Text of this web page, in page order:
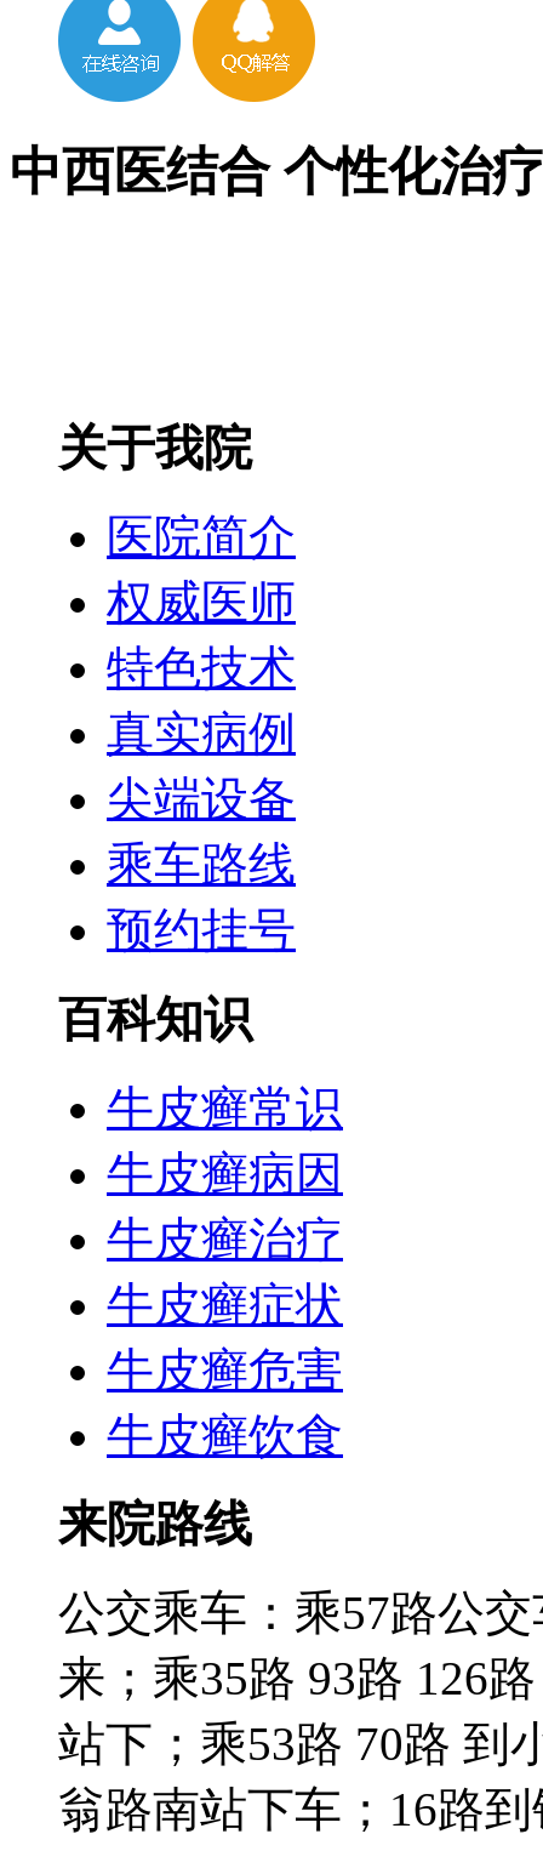
中西医结合 个性化治
关于我院
医院简介
权威医师
特色技术
真实病例
尖端设备
乘车路线
预约挂号
百科知识
牛皮癣常识
牛皮癣病因
牛皮癣治疗
牛皮癣症状
牛皮癣危害
牛皮癣饮食
来院路线
公交乘车：乘57路公
来；乘35路 93路 126
站下；乘53路 70路 到
翁路南站下车；16路